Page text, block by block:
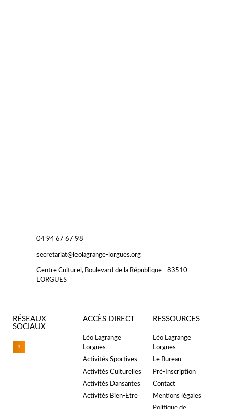
04 94 67 67 98
secretariat@leolagrange-lorgues.org
Centre Culturel, Boulevard de la République - 83510
LORGUES
RÉSEAUX
SOCIAUX
ACCÈS DIRECT
Léo Lagrange
Lorgues
Activités Sportives
Activités Culturelles
Activités Dansantes
Activités Bien-Etre
RESSOURCES
Léo Lagrange
Lorgues
Le Bureau
Pré-Inscription
Contact
Mentions légales